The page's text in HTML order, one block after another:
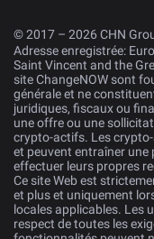
© 2017 – 2026 CHN
Adresse enregistrée:
Saint Vincent and the
site ChangeNOW sont
générale et ne
juridiques, fiscaux ou
une offre ou une
crypto-actifs. Les
et peuvent entraîner
effectuer leurs propres
Ce site Web est
et plus et uniquement
locales applicables. Les
respect de toutes les